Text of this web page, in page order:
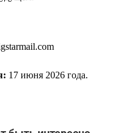
17 июня 2026 года.